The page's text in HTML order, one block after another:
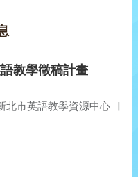
教學徵稿計畫
北市英語教學資源中心 |